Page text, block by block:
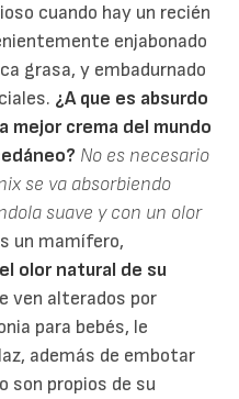
cuando hay un recién
enjabonado
grasa, y embadurnado
¿A que es absurdo
mejor crema del mundo
No es necesario
se va absorbiendo
suave y con un olor
un mamífero,
olor natural de su
ven alterados por
para bebés, le
además de embotar
son propios de su